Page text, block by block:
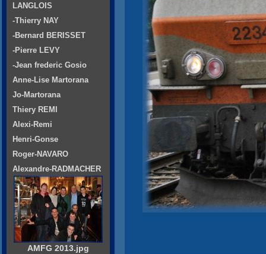
LANGLOIS
-Thierry NAY
-Bernard BERISSET
-Pierre LEVY
-Jean frederic Gosio
Anne-Lise Martorana
Jo-Martorana
Thiery REMI
Alexi-Remi
Henri-Gonse
Roger-NAVARO
Alexandre-RADMACHER
AMFG 2013.jpg